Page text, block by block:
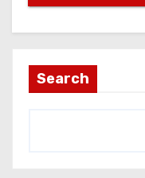
Search